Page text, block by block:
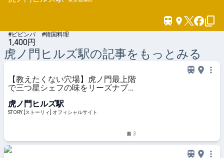
#ビビンバ #韓国料理
1,400円
虎ノ門ヒルズ駅の記事をもっとみる
【教えたくない穴場】虎ノ門最上階
で三つ星シェフの味をリーズナブル
虎ノ門ヒルズ駅
STORY [ストーリィ] オフィシャルサイト
3